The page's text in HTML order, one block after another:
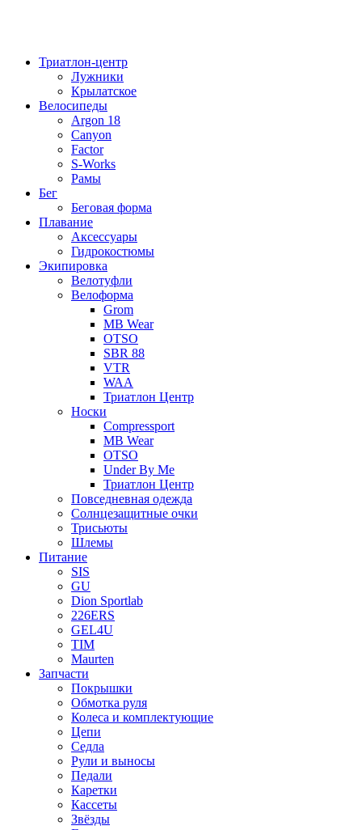
Триатлон-центр
Лужники
Крылатское
Велосипеды
Argon 18
Canyon
Factor
S-Works
Рамы
Бег
Беговая форма
Плавание
Аксессуары
Гидрокостюмы
Экипировка
Велотуфли
Велоформа
Grom
MB Wear
OTSO
SBR 88
VTR
WAA
Триатлон Центр
Носки
Compressport
MB Wear
OTSO
Under By Me
Триатлон Центр
Повседневная одежда
Солнцезащитные очки
Трисьюты
Шлемы
Питание
SIS
GU
Dion Sportlab
226ERS
GEL4U
TIM
Maurten
Запчасти
Покрышки
Обмотка руля
Колеса и комплектующие
Цепи
Седла
Рули и выносы
Педали
Каретки
Кассеты
Звёзды